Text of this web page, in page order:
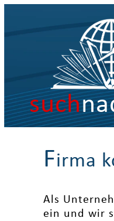
such
Firma
Als
ein und wir